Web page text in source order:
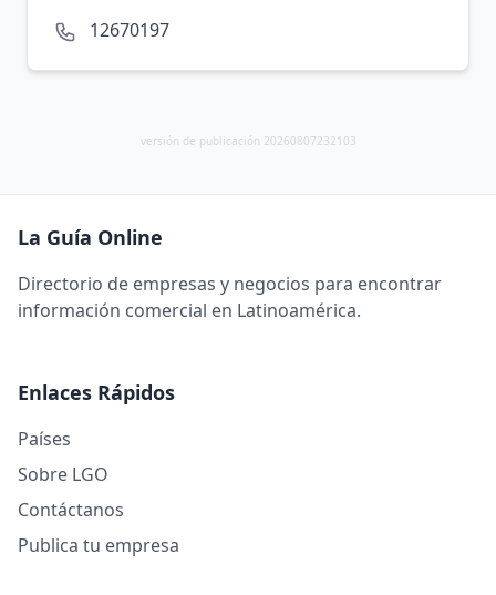
12670197
versión de publicación 20260807232103
La Guía Online
Directorio de empresas y negocios para encontrar
información comercial en Latinoamérica.
Enlaces Rápidos
Países
Sobre LGO
Contáctanos
Publica tu empresa